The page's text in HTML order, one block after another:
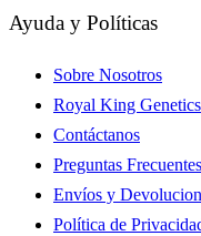
Ayuda y Políticas
Sobre Nosotros
Royal King Genetics
Contáctanos
Preguntas Frecuentes
Envíos y
Política de